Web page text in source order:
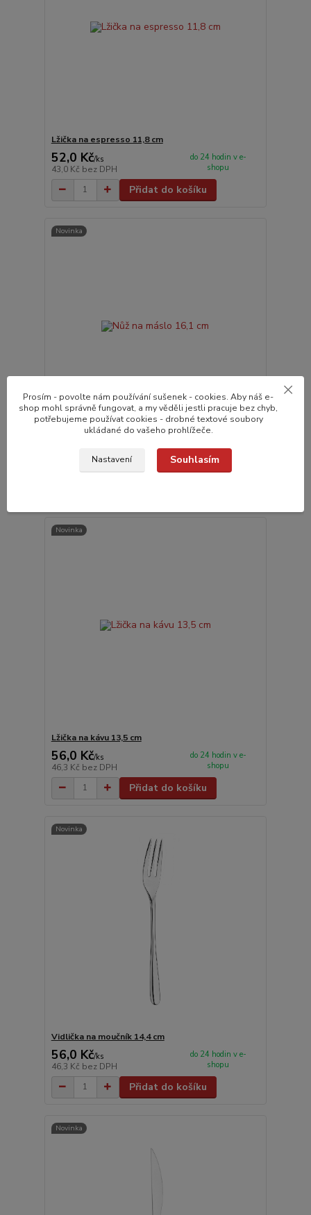
Lžička na espresso 11,8 cm
52,0 Kč/ks
43,0 Kč bez DPH
do 24 hodin v e-
shopu
Přidat do košíku
Novinka
79,0 Kč/ks
do 24 hodin v e-
Novinka
Lžička na kávu 13,5 cm
56,0 Kč/ks
46,3 Kč bez DPH
do 24 hodin v e-
shopu
Přidat do košíku
Novinka
Vidlička na moučník 14,4 cm
56,0 Kč/ks
46,3 Kč bez DPH
do 24 hodin v e-
shopu
Přidat do košíku
Novinka
Prosím - povolte nám používání sušenek - cookies. Aby náš e-
shop mohl správně fungovat, a my věděli jestli pracuje bez chyb,
potřebujeme používat cookies - drobné textové soubory
ukládané do vašeho prohlížeče.
Nastavení Souhlasím